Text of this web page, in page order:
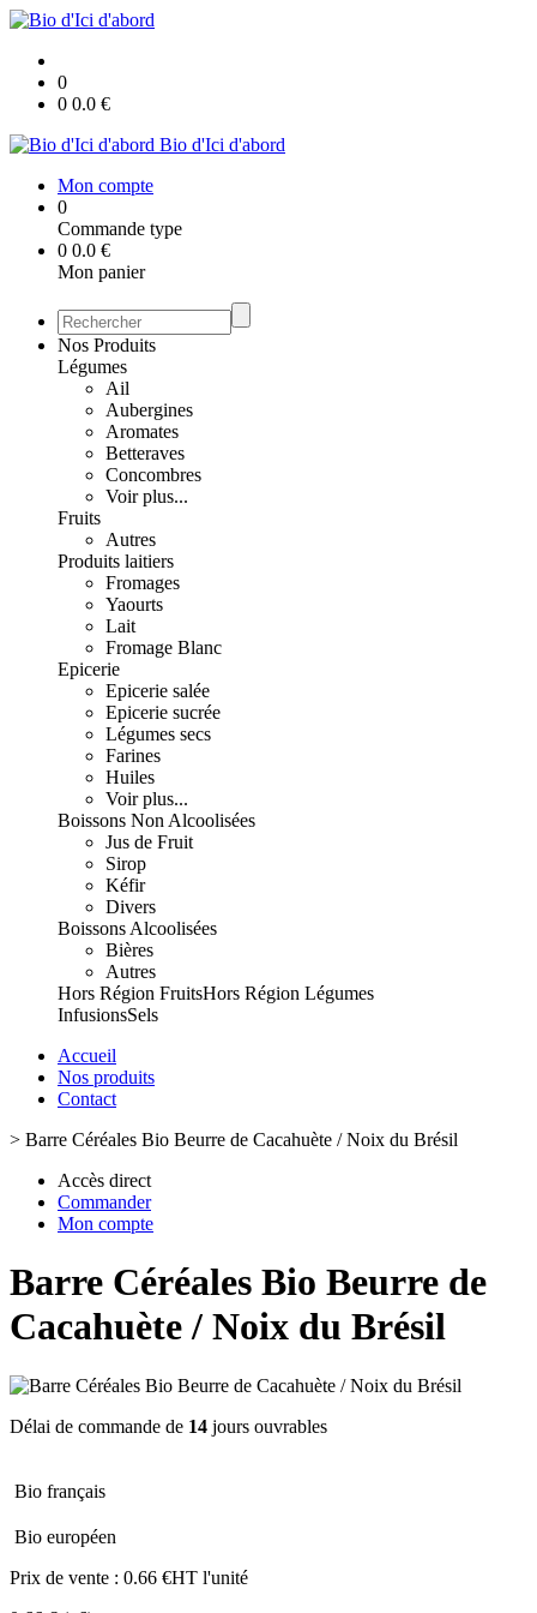
0
0 0.0 €
Bio d'Ici d'abord
Mon compte
0
Commande type
0 0.0 €
Mon panier
Nos Produits
Légumes
Ail
Aubergines
Aromates
Betteraves
Concombres
Voir plus...
Fruits
Autres
Produits laitiers
Fromages
Yaourts
Lait
Fromage Blanc
Epicerie
Epicerie salée
Epicerie sucrée
Légumes secs
Farines
Huiles
Voir plus...
Boissons Non Alcoolisées
Jus de Fruit
Sirop
Kéfir
Divers
Boissons Alcoolisées
Bières
Autres
Hors Région FruitsHors Région Légumes
InfusionsSels
Accueil
Nos produits
Contact
> Barre Céréales Bio Beurre de Cacahuète / Noix du Brésil
Accès direct
Commander
Mon compte
Barre Céréales Bio Beurre de
Cacahuète / Noix du Brésil
Délai de commande de 14 jours ouvrables
Bio français
Bio européen
Prix de vente : 0.66 €HT l'unité